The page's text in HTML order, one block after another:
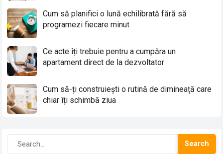
Cum să planifici o lună echilibrată fără să
programezi fiecare minut
Ce acte îți trebuie pentru a cumpăra un
apartament direct de la dezvoltator
Cum să-ți construiești o rutină de dimineață care
chiar îți schimbă ziua
Search